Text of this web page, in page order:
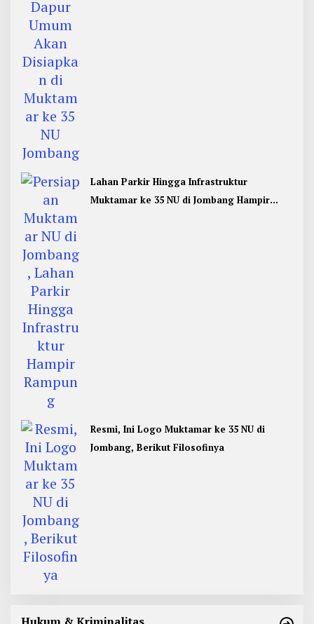
Lahan Parkir Hingga Infrastruktur
Muktamar ke 35 NU di Jombang Hampir
Resmi, Ini Logo Muktamar ke 35 NU di
Jombang, Berikut Filosofinya